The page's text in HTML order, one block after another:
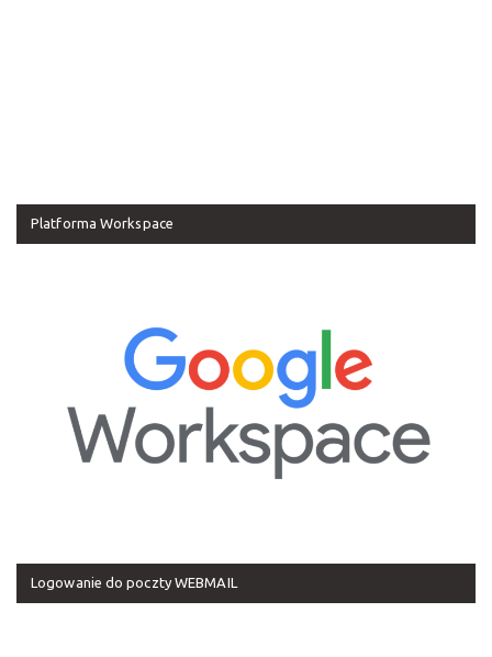
Platforma Workspace
Logowanie do poczty WEBMAIL